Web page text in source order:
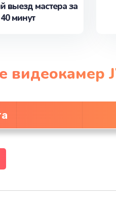
выезд мастера за
40 минут
видеокамер